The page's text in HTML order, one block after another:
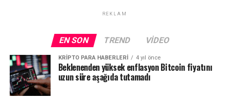
REKLAM
EN SON TREND VIDEO
KRIPTO PARA HABERLERI 4 yıl önce
Beklenenden yüksek enflasyon Bitcoin fiyatını
uzun süre aşağıda tutamadı